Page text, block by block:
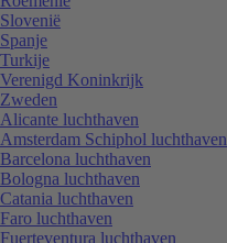
Slovenië
Spanje
Turkije
Verenigd Koninkrijk
Zweden
Alicante luchthaven
Amsterdam Schiphol luchthaven
Barcelona luchthaven
Bologna luchthaven
Catania luchthaven
Faro luchthaven
Fuerteventura luchthaven